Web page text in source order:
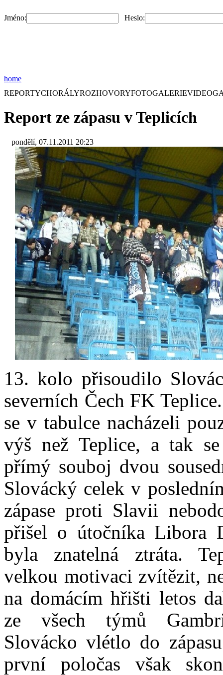
Jméno: Heslo:
home
REPORTYCHORÁLYROZHOVORYFOTOGALERIE
Report ze zápasu v Teplicích
pondělí, 07.11.2011 20:23
13. kolo přisoudilo
severních Čech FK
se v tabulce nacházeli
výš než Teplice, a tak
přímý souboj dvou
Slovácký celek v
zápase proti Slavii
přišel o útočníka Libora
byla znatelná ztráta.
velkou motivaci zvítězit,
na domácím hřišti letos
ze všech týmů
Slovácko vlétlo do
první poločas však